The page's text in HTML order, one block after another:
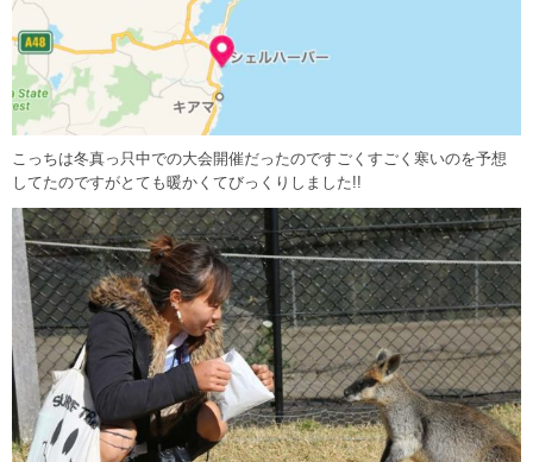
こっちは冬真っ只中での大会開催だったのですごくすごく寒いのを予想
してたのですがとても暖かくてびっくりしました!!